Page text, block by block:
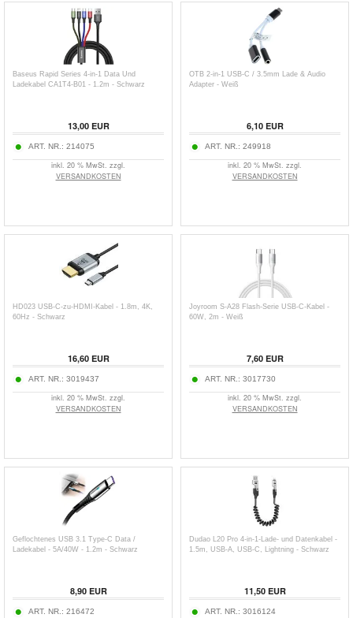
Baseus Rapid Series 4-in-1 Data Und
Ladekabel CA1T4-B01 - 1.2m - Schwarz
13,00EUR
ART. NR.: 214075
inkl. 20 % MwSt. zzgl.
VERSANDKOSTEN
OTB 2-in-1 USB-C / 3.5mm Lade & Audio
Adapter - Weiß
6,10EUR
ART. NR.: 249918
inkl. 20 % MwSt. zzgl.
VERSANDKOSTEN
HD023 USB-C-zu-HDMI-Kabel - 1.8m, 4K,
60Hz - Schwarz
16,60EUR
ART. NR.: 3019437
inkl. 20 % MwSt. zzgl.
VERSANDKOSTEN
Joyroom S-A28 Flash-Serie USB-C-Kabel -
60W, 2m - Weiß
7,60EUR
ART. NR.: 3017730
inkl. 20 % MwSt. zzgl.
VERSANDKOSTEN
Geflochtenes USB 3.1 Type-C Data /
Ladekabel - 5A/40W - 1.2m - Schwarz
8,90EUR
ART. NR.: 216472
Dudao L20 Pro 4-in-1-Lade- und Datenkabel -
1.5m, USB-A, USB-C, Lightning - Schwarz
11,50EUR
ART. NR.: 3016124